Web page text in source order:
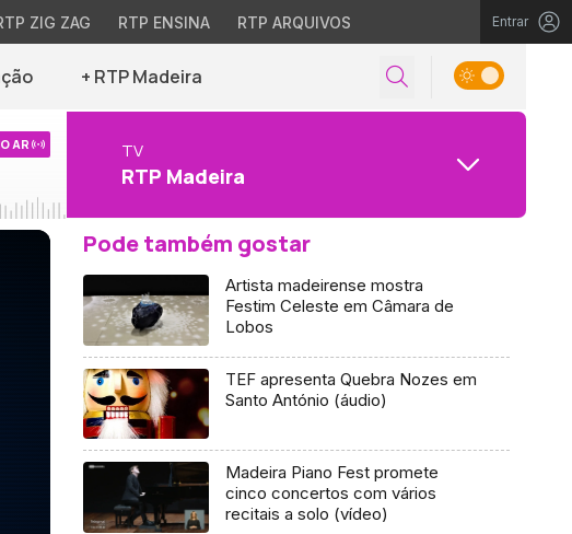
ZIG ZAG RTP ENSINA RTP ARQUIVOS Entrar
+ RTP Madeira
AR TV
RTP Madeira
Pode também gostar
Artista madeirense mostra
Festim Celeste em Câmara de
Lobos
TEF apresenta Quebra Nozes em
Santo António (áudio)
Madeira Piano Fest promete
cinco concertos com vários
recitais a solo (vídeo)